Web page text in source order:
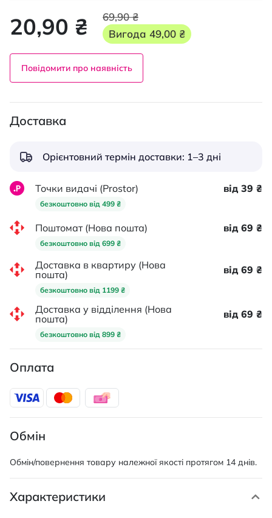
20,90 ₴
69,90 ₴
Вигода 49,00 ₴
Повідомити про наявність
Доставка
Орієнтовний термін доставки: 1–3 дні
Точки видачі (Prostor)
безкоштовно від 499 ₴
від 39 ₴
Поштомат (Нова пошта)
безкоштовно від 699 ₴
від 69 ₴
Доставка в квартиру (Нова
пошта)
безкоштовно від 1199 ₴
від 69 ₴
Доставка у відділення (Нова
пошта)
безкоштовно від 899 ₴
від 69 ₴
Оплата
Обмін
Обмін/повернення товару належної якості протягом 14 днів.
Характеристики